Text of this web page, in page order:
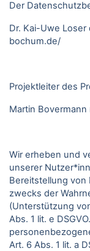
Der
Dr. Kai-Uwe Loser
bochum.de/
Projektleiter des
Martin Bovermann
Wir erheben und
unserer
Bereitstellung von
zwecks der
(Unterstützung
Abs. 1 lit. e
Art. 6 Abs. 1 lit. a